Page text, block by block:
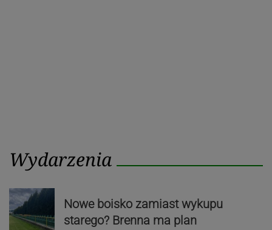
Wydarzenia
Nowe boisko zamiast wykupu
starego? Brenna ma plan